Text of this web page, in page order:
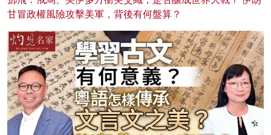
甘冒政權風險攻擊美軍，背後有何盤算？